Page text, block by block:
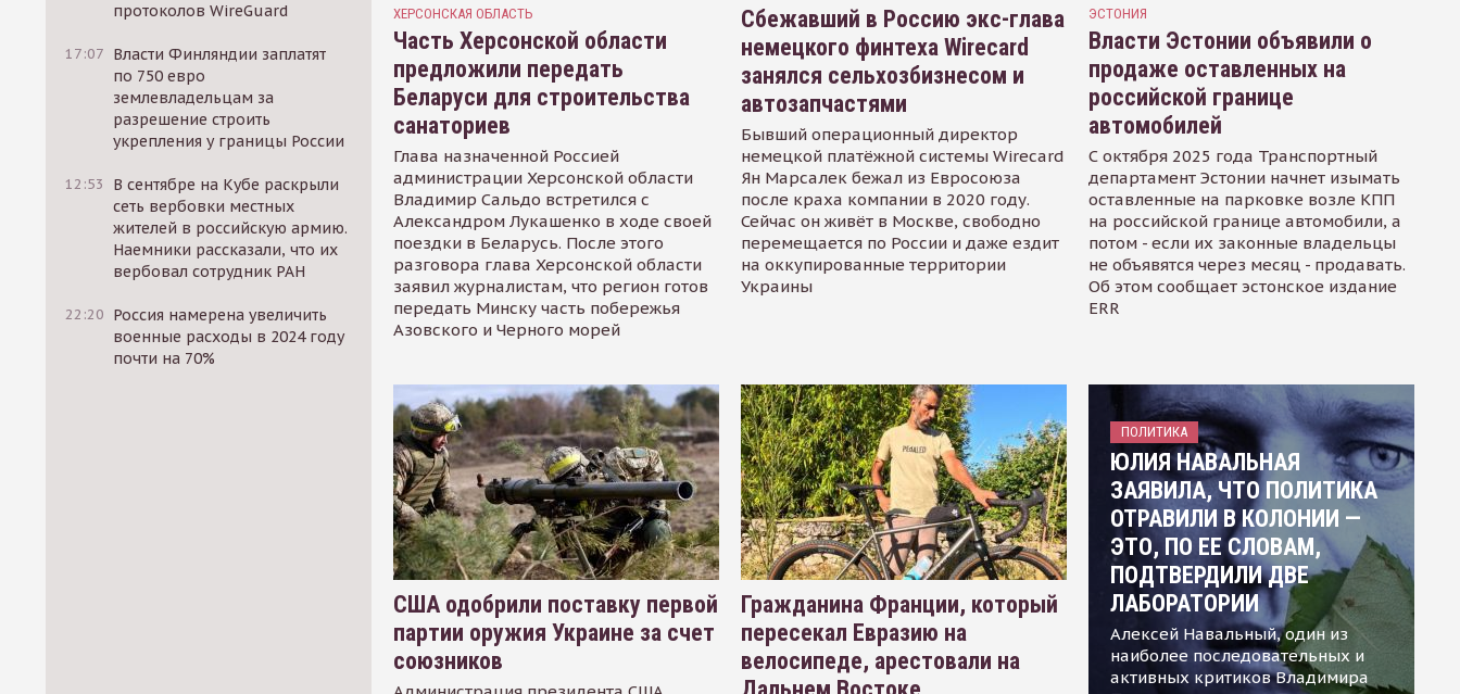
протоколов WireGuard
17:07 Власти Финляндии заплатят
по 750 евро
землевладельцам за
разрешение строить
укрепления у границы России
12:53
В сентябре на Кубе раскрыли
сеть вербовки местных
жителей в российскую армию.
Наемники рассказали, что их
вербовал сотрудник РАН
22:20 Россия намерена увеличить
военные расходы в 2024 году
почти на 70%
ХЕРСОНСКАЯ ОБЛАСТЬ
Часть Херсонской области
предложили передать
Беларуси для строительства
санаториев
Глава назначенной Россией
администрации Херсонской области
Владимир Сальдо встретился с
Александром Лукашенко в ходе своей
поездки в Беларусь. После этого
разговора глава Херсонской области
заявил журналистам, что регион готов
передать Минску часть побережья
Азовского и Черного морей
Сбежавший в Россию экс-глава
немецкого финтеха Wirecard
занялся сельхозбизнесом и
автозапчастями
Бывший операционный директор
немецкой платёжной системы Wirecard
Ян Марсалек бежал из Евросоюза
после краха компании в 2020 году.
Сейчас он живёт в Москве, свободно
перемещается по России и даже ездит
на оккупированные территории
Украины
ЭСТОНИЯ
Власти Эстонии объявили о
продаже оставленных на
российской границе
автомобилей
С октября 2025 года Транспортный
департамент Эстонии начнет изымать
оставленные на парковке возле КПП
на российской границе автомобили, а
потом - если их законные владельцы
не объявятся через месяц - продавать.
Об этом сообщает эстонское издание
ERR
США одобрили поставку первой
партии оружия Украине за счет
союзников
Гражданина Франции, который
пересекал Евразию на
велосипеде, арестовали на
ПОЛИТИКА
ЮЛИЯ НАВАЛЬНАЯ
ЗАЯВИЛА, ЧТО ПОЛИТИКА
ОТРАВИЛИ В КОЛОНИИ —
ЭТО, ПО ЕЕ СЛОВАМ,
ПОДТВЕРДИЛИ ДВЕ
ЛАБОРАТОРИИ
Алексей Навальный, один из
наиболее последовательных и
активных критиков Владимира